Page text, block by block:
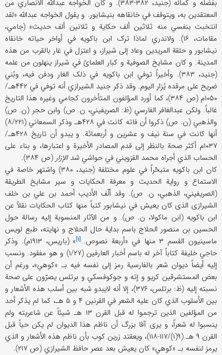
بفضله و کماله (جنید، ۳۸۲-۳۸۳). و کان الخواجه عبدالله الأنصاري من
المعتقدین به، ویتوقف في خانقاهه بنیشابور. و یقول الخواجه عبدالله «لقد
انتخبت بنفسي منه ثلاثین ألف حکایة و ثلانین ألف حدیث» (جامي،
مقامات، ۱۶). ولاندري لماذا ترک ابن باکویه في أواخر حیاته خانقاه
نیشابور و حلقة المریدین وعاد إلی شیراز، و اعتزل في غار بالقرب من هذه
المدینة. و کان مشایخ الصوفیة و کبار العلمائ في شیراز ینهلون من علمه
(جنید، ۳۸۳). وأخیراً توفي ابن باکویه في ذلک الغار ودفن فیه، وبُني
ضریح علی مرقده یُزار الیوم. وقد ذکر جنید الشیرازي أنه توفي في ۴۴۲هـ/
۱۰۵۰م (ص ۳۸۴)، کما أورد المؤلفون المتأخرون کجامي وغیره هذا التاریخ
غالباً. ولکن عبدالغافر الفارسي (ظ: الصریفیني، ن. ص) وابن حجر (ن. ص)
والذهبي (ن. ص) ذکروا أن فاته کانت في ۴۲۸هـ وذکر السمعاني (۸/۲۲۱)
أنها کانت في سنة نیف و عشرین و أربعمائة. و یبدو أن تاریخ ۴۲۸هـ/
۱۰۳۷م أکثر صحة بالنظر إلی قدم المصادر الأخیرة و اعتبارها، و بناء علی
الحساب الذي أجراه محمد القزویني في حواشي شد الإزار (ص ۳۸۴).
کان ابن باکویه متبحّراً في علوم مختلفة (جنید، ۳۸۰) واشتهر خاصة في
الاستماع و روایة الحدیث و معرفة الحکایات و سیر مشایخ الطریقة
(الصریفیني، الذهبي، ن. ص). وقد ألّف الأدیب أحمد بن علي بن خلف
الشیرازی الذی کان یعیش في نیشابور کتباً منها کتاب الحکایات نقلاً عن
ابن باکویه (ابن ماکولا، ن. ص). و من الآثار المنسوبة إلیه رسالة حول
الحسین بن منصور الحلاج باسم بدایة حال الحلاج و نهایته، طبع لویس
ماسینیون القسم ۳ منها في «
أربعة نصوص…[۱]
» (باریس، ۱۹۱۳م). وذکر
حاجي خلیفة کتاباً آخر له باسم أخبار العارفین (۱/۲۷) و هو مفقود. ونسب
إلیه أیضاً دیوان شعر بالفارسیة رمز إلی نفسه فیه بـ «کوهي»، ورغم أن
بعض المستشرقین کریو و إته و جوکوفسکي و برتلس یصرّون علی صحة
نسبته إلیه (ظ: برتلس، ۳۷۶)، إلا أنه لایبدو شبه بین أسلب هذه الأشعار و
بین الأسلوب الذي کان علیه الشعر في القرنین ۴ و ۵ هـ، کما لم یذکر أحد
من المؤلفین الذین ترجموا له قبل القرن ۱۳ هـ شیئاً عن شاعریته ولم
ینسبوا له شعراً، و یری آقا بزرگ أن ناظم هذا الدیوان لم یکن حیاً قبل
القرن ۹ هـ (۹(۱)/۱۱۷-۱۱۸)، ویعقتد زرین کوب بأن ناظم هذه الأشعار و الذي
یرمز لنفسه بـ «کوهي» کان یعیش بعد عصر حافظ الشیرازي (ص ۲۱۷).